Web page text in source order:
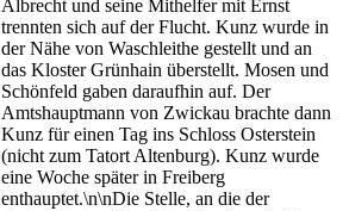
Albrecht und seine Mithelfer mit Ernst
trennten sich auf der Flucht. Kunz wurde in
der Nähe von Waschleithe gestellt und an
das Kloster Grünhain überstellt. Mosen und
Schönfeld gaben daraufhin auf. Der
Amtshauptmann von Zwickau brachte dann
Kunz für einen Tag ins Schloss Osterstein
(nicht zum Tatort Altenburg). Kunz wurde
eine Woche später in Freiberg
enthauptet.\n\nDie Stelle, an die der